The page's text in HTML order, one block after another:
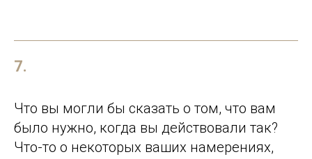
7.
Что вы могли бы сказать о том, что вам
было нужно, когда вы действовали так?
Что-то о некоторых ваших намерениях,